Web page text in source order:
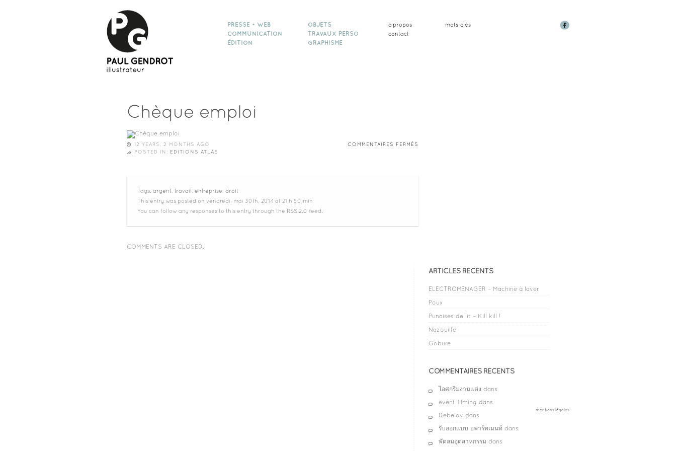
PRESSE • WEB
COMMUNICATION
ÉDITION
OBJETS
TRAVAUX PERSO
GRAPHISME
à propos
contact
mots-clés
Chèque emploi
12 YEARS, 2 MONTHS AGO COMMENTAIRES FERMÉS
POSTED IN: EDITIONS ATLAS
Tags: argent travail entreprise droit
This entry was posted on vendredi, mai 30th, 2014 at 21 h 50 min
You can follow any responses to this entry through the RSS 2.0 feed.
COMMENTS ARE CLOSED.
ARTICLES RÉCENTS
ELECTROMENAGER – Machine à laver
Poux
Punaises de lit – Kill kill !
Nazouille
Gobure
COMMENTAIRES RÉCENTS
ไอศกรีมงานแต่ง dans
event filming dans
Debelov dans
รับออกแบบ อพาร์ทเมนท์ dans
พัดลมอุตสาหกรรม dans
mentions légales